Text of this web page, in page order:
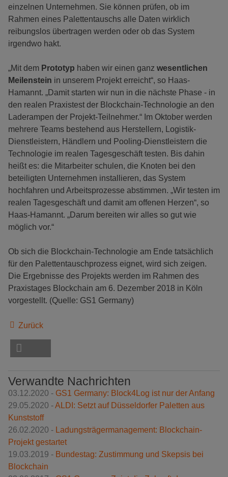
einzelnen Unternehmen. Sie können prüfen, ob im
Rahmen eines Palettentauschs alle Daten wirklich
reibungslos übertragen werden oder ob das System
irgendwo hakt.
„Mit dem Prototyp haben wir einen ganz wesentlichen
Meilenstein in unserem Projekt erreicht“, so Haas-
Hamannt. „Damit starten wir nun in die nächste Phase - in
den realen Praxistest der Blockchain-Technologie an den
Laderampen der Projekt-Teilnehmer.“ Im Oktober werden
mehrere Teams bestehend aus Herstellern, Logistik-
Dienstleistern, Händlern und Pooling-Dienstleistern die
Technologie im realen Tagesgeschäft testen. Bis dahin
heißt es: die Mitarbeiter schulen, die Knoten bei den
beteiligten Unternehmen installieren, das System
hochfahren und Arbeitsprozesse abstimmen. „Wir testen im
realen Tagesgeschäft und damit am offenen Herzen“, so
Haas-Hamannt. „Darum bereiten wir alles so gut wie
möglich vor.“
Ob sich die Blockchain-Technologie am Ende tatsächlich
für den Palettentauschprozess eignet, wird sich zeigen.
Die Ergebnisse des Projekts werden im Rahmen des
Praxistages Blockchain am 6. Dezember 2018 in Köln
vorgestellt. (Quelle: GS1 Germany)
Zurück
Verwandte Nachrichten
03.12.2020 - GS1 Germany: Block4Log ist nur der Anfang
29.05.2020 -ALDI: Setzt auf Düsseldorfer Paletten aus
Kunststoff
26.02.2020 - Ladungsträgermanagement: Blockchain-
Projekt gestartet
19.03.2019 - Bundestag: Zustimmung und Skepsis bei
Blockchain